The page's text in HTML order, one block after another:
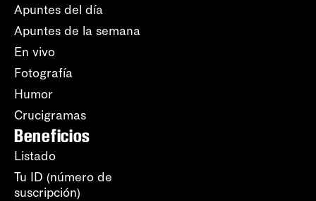
Apuntes del día
Apuntes de la semana
En vivo
Fotografía
Humor
Crucigramas
Beneficios
Listado
Tu ID (número de
suscripción)